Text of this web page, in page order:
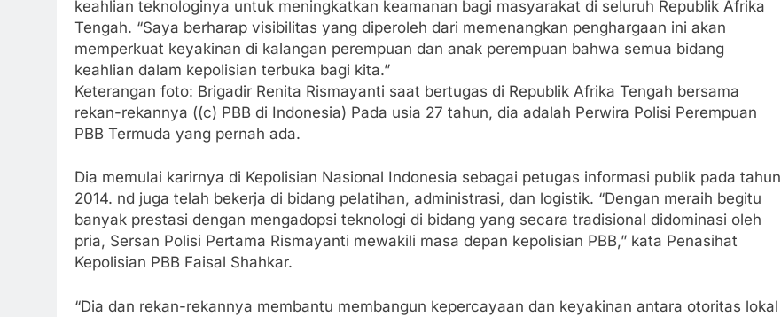
keahlian teknologinya untuk meningkatkan keamanan bagi masyarakat di seluruh Republik Afrika
Tengah. “Saya berharap visibilitas yang diperoleh dari memenangkan penghargaan ini akan
memperkuat keyakinan di kalangan perempuan dan anak perempuan bahwa semua bidang
keahlian dalam kepolisian terbuka bagi kita.”
Keterangan foto: Brigadir Renita Rismayanti saat bertugas di Republik Afrika Tengah bersama
rekan-rekannya ((c) PBB di Indonesia) Pada usia 27 tahun, dia adalah Perwira Polisi Perempuan
PBB Termuda yang pernah ada.
Dia memulai karirnya di Kepolisian Nasional Indonesia sebagai petugas informasi publik pada tahun
2014. nd juga telah bekerja di bidang pelatihan, administrasi, dan logistik. “Dengan meraih begitu
banyak prestasi dengan mengadopsi teknologi di bidang yang secara tradisional didominasi oleh
pria, Sersan Polisi Pertama Rismayanti mewakili masa depan kepolisian PBB,” kata Penasihat
Kepolisian PBB Faisal Shahkar.
“Dia dan rekan-rekannya membantu membangun kepercayaan dan keyakinan antara otoritas lokal